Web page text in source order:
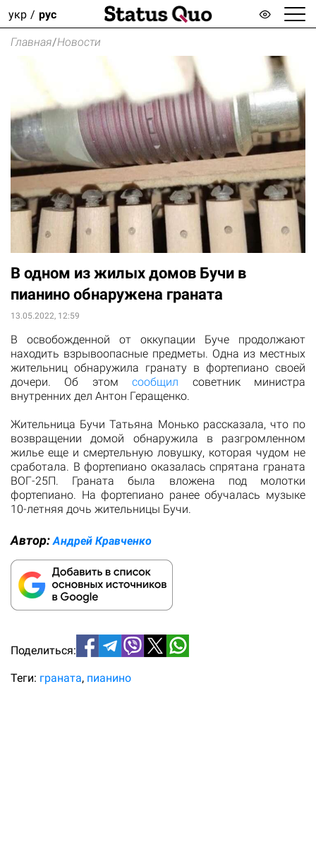
укр рус
Главная/Новости
В одном из жилых домов Бучи в
пианино обнаружена граната
13.05.2022, 12:59
В освобожденной от оккупации Буче продолжают
находить взрывоопасные предметы. Одна из местных
жительниц обнаружила гранату в фортепиано своей
дочери. Об этомсообщил советник министра
внутренних дел Антон Геращенко.
Жительница Бучи Татьяна Монько рассказала, что по
возвращении домой обнаружила в разгромленном
жилье еще и смертельную ловушку, которая чудом не
сработала. В фортепиано оказалась спрятана граната
ВОГ-25П. Граната была вложена под молотки
фортепиано. На фортепиано ранее обучалась музыке
10-летняя дочь жительницы Бучи.
Автор: Андрей Кравченко
Поделиться:
Теги: граната пианино